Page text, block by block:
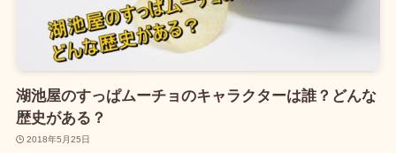
湖池屋のすっぱムーチョのキャラクターは誰？どんな
歴史がある？
2018年5月25日